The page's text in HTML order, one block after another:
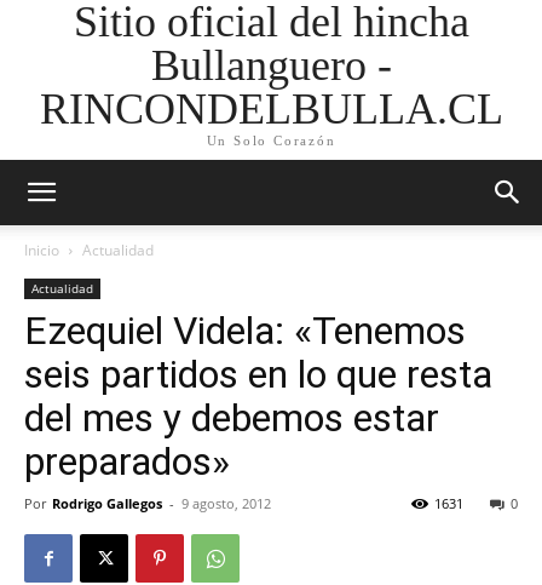
Sitio oficial del hincha
Bullanguero -
RINCONDELBULLA.CL
Un Solo Corazón
Inicio Actualidad
Actualidad
Ezequiel Videla: «Tenemos
seis partidos en lo que resta
del mes y debemos estar
preparados»
Por Rodrigo Gallegos - 9 agosto, 2012 0
1631